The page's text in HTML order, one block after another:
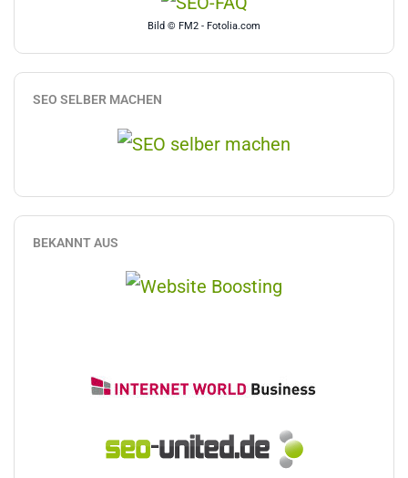
Bild © FM2 - Fotolia.com
SEO SELBER MACHEN
BEKANNT AUS